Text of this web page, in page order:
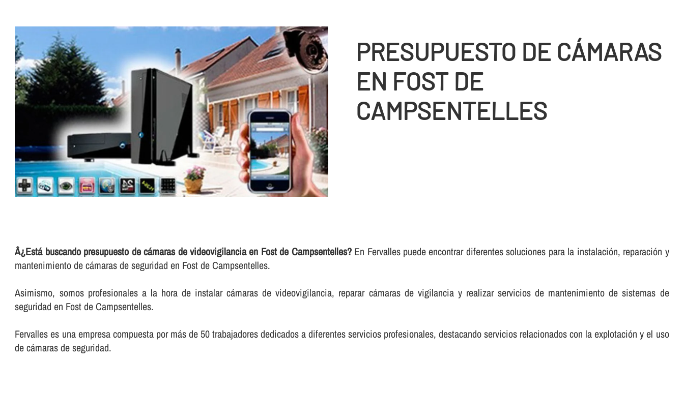
PRESUPUESTO DE CÁMARAS
EN FOST DE
CAMPSENTELLES
Â¿Está buscando presupuesto de cámaras de videovigilancia en Fost de Campsentelles?En Fervalles puede encontrar diferentes soluciones para la instalación, reparación y
mantenimiento de cámaras de seguridad en Fost de Campsentelles.
Asimismo, somos profesionales a la hora de instalar cámaras de videovigilancia, reparar cámaras de vigilancia y realizar servicios de mantenimiento de sistemas de
seguridad en Fost de Campsentelles.
Fervalles es una empresa compuesta por más de 50 trabajadores dedicados a diferentes servicios profesionales, destacando servicios relacionados con la explotación y el uso
de cámaras de seguridad.